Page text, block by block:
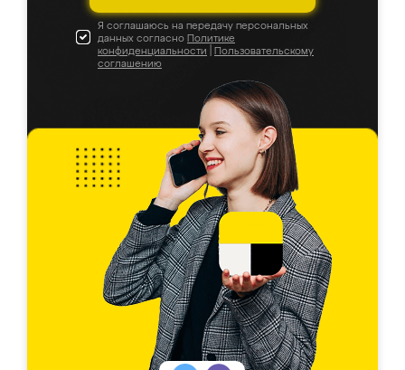
Я соглашаюсь на передачу персональных
данных согласно Политике
конфиденциальности
Пользовательскому
соглашению